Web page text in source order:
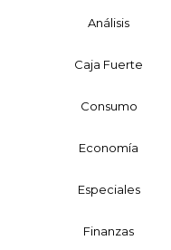
Análisis
Caja Fuerte
Consumo
Economía
Especiales
Finanzas